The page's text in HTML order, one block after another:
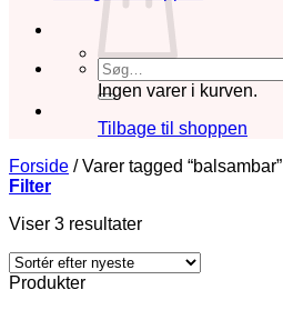
Søg
efter:
Ingen varer i kurven.
Tilbage til shoppen
Forside /Varer tagged “balsambar”
Filter
Viser 3 resultaterSorteret
seneste
Produkter